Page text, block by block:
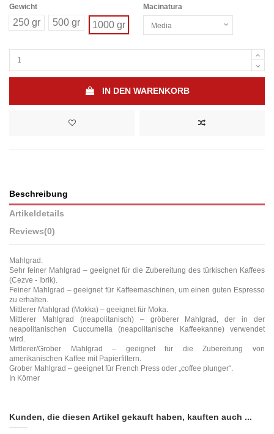
Gewicht
250 gr 500 gr 1000 gr
Macinatura
IN DEN WARENKORB
Beschreibung
Artikeldetails
Reviews(0)
Mahlgrad:
Sehr feiner Mahlgrad – geeignet für die Zubereitung des türkischen Kaffees
(Cezve - Ibrik).
Feiner Mahlgrad – geeignet für Kaffeemaschinen, um einen guten Espresso
zu erhalten.
Mittlerer Mahlgrad (Mokka) – geeignet für Moka.
Mittlerer Mahlgrad (neapolitanisch) – gröberer Mahlgrad, der in der
neapolitanischen Cuccumella (neapolitanische Kaffeekanne) verwendet
wird.
Mittlerer/Grober Mahlgrad – geeignet für die Zubereitung von
amerikanischen Kaffee mit Papierfiltern.
Grober Mahlgrad – geeignet für French Press oder „coffee plunger“.
In Körner
Kunden, die diesen Artikel gekauft haben, kauften auch ...